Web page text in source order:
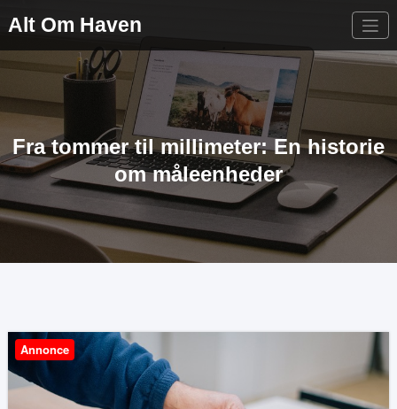
Alt Om Haven
Fra tommer til millimeter: En historie
om måleenheder
Annonce